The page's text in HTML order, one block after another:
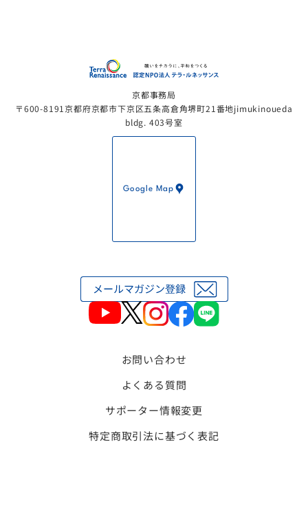
京都事務局
〒600-8191京都府京都市下京区五条高倉角堺町21番地jimukinoueda
bldg. 403号室
Google Map
お問い合わせ
よくある質問
サポーター情報変更
特定商取引法に基づく表記